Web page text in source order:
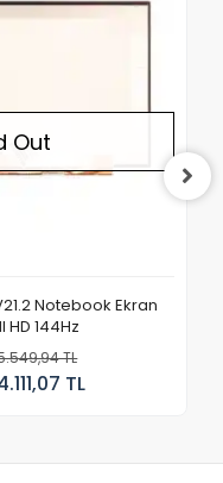
Out
Notebook Ekran
HD 144Hz
TL
TL